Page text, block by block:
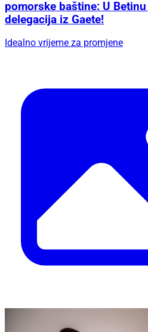
pomorske baštine: U
delegacija iz Gaete!
Idealno vrijeme za promjene